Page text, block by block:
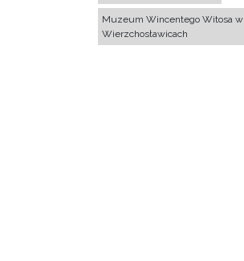
Muzeum Wincentego Witosa w
Wierzchosławicach